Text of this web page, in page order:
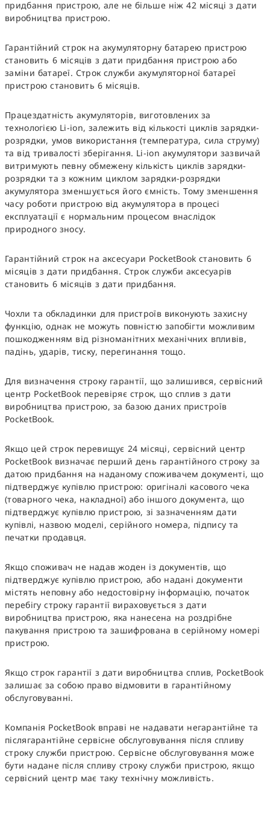
придбання пристрою, але не більше ніж 42 місяці з дати
виробництва пристрою.
Гарантійний строк на акумуляторну батарею пристрою
становить 6 місяців з дати придбання пристрою або
заміни батареї. Строк служби акумуляторної батареї
пристрою становить 6 місяців.
Працездатність акумуляторів, виготовлених за
технологією Li-ion, залежить від кількості циклів зарядки-
розрядки, умов використання (температура, сила струму)
та від тривалості зберігання. Li-ion акумулятори зазвичай
витримують певну обмежену кількість циклів зарядки-
розрядки та з кожним циклом зарядки-розрядки
акумулятора зменшується його ємність. Тому зменшення
часу роботи пристрою від акумулятора в процесі
експлуатації є нормальним процесом внаслідок
природного зносу.
Гарантійний строк на аксесуари PocketBook становить 6
місяців з дати придбання. Строк служби аксесуарів
становить 6 місяців з дати придбання.
Чохли та обкладинки для пристроїв виконують захисну
функцію, однак не можуть повністю запобігти можливим
пошкодженням від різноманітних механічних впливів,
падінь, ударів, тиску, перегинання тощо.
Для визначення строку гарантії, що залишився, сервісний
центр PocketBook перевіряє строк, що сплив з дати
виробництва пристрою, за базою даних пристроїв
PocketBook.
Якщо цей строк перевищує 24 місяці, сервісний центр
PocketBook визначає перший день гарантійного строку за
датою придбання на наданому споживачем документі, що
підтверджує купівлю пристрою: оригіналі касового чека
(товарного чека, накладної) або іншого документа, що
підтверджує купівлю пристрою, зі зазначенням дати
купівлі, назвою моделі, серійного номера, підпису та
печатки продавця.
Якщо споживач не надав жоден із документів, що
підтверджує купівлю пристрою, або надані документи
містять неповну або недостовірну інформацію, початок
перебігу строку гарантії вираховується з дати
виробництва пристрою, яка нанесена на роздрібне
пакування пристрою та зашифрована в серійному номері
пристрою.
Якщо строк гарантії з дати виробництва сплив, PocketBook
залишає за собою право відмовити в гарантійному
обслуговуванні.
Компанія PocketBook вправі не надавати негарантійне та
післягарантійне сервісне обслуговування після спливу
строку служби пристрою. Сервісне обслуговування може
бути надане після спливу строку служби пристрою, якщо
сервісний центр має таку технічну можливість.